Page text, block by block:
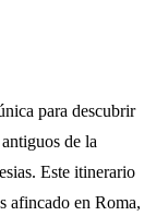
para descubrir
de la
Este itinerario
afincado en Roma,